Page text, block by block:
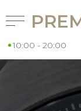
10:00 - 20:00